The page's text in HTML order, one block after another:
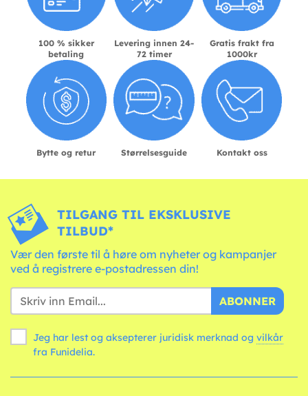
100 % sikker
betaling
Levering innen 24-
72 timer
Gratis frakt fra
1000kr
Bytte og retur Størrelsesguide Kontakt oss
TILGANG TIL EKSKLUSIVE
TILBUD*
Vær den første til å høre om nyheter og kampanjer
ved å registrere e-postadressen din!
ABONNER
Jeg har lest og aksepterer juridisk merknad og vilkår
fra Funidelia.